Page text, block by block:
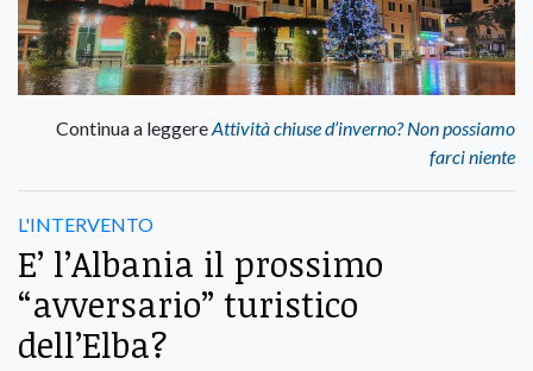
Continua a leggereAttività chiuse d’inverno? Non possiamo
farci niente
L'INTERVENTO
E’ l’Albania il prossimo
“avversario” turistico
dell’Elba?